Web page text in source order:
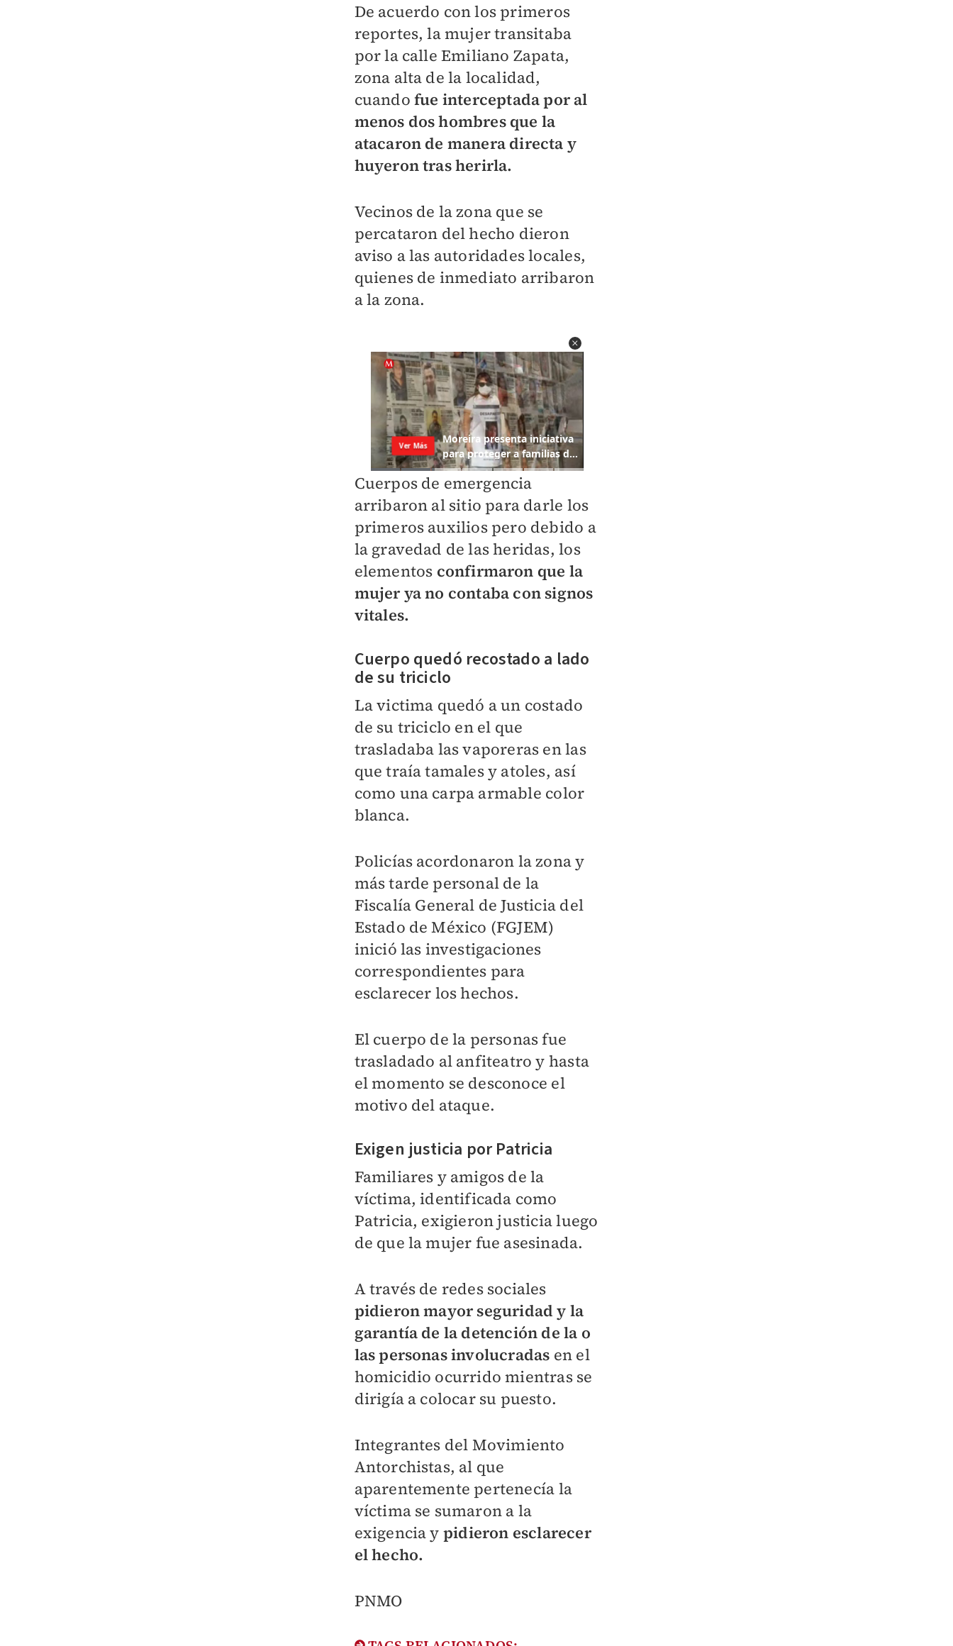
De acuerdo con los primeros
reportes, la mujer transitaba
por la calle Emiliano Zapata,
zona alta de la localidad,
cuando fue interceptada por al
menos dos hombres que la
atacaron de manera directa y
huyeron tras herirla.
Vecinos de la zona que se
percataron del hecho dieron
aviso a las autoridades locales,
quienes de inmediato arribaron
a la zona.
Cuerpos de emergencia
arribaron al sitio para darle los
primeros auxilios pero debido a
la gravedad de las heridas, los
elementos confirmaron que la
mujer ya no contaba con signos
vitales.
Cuerpo quedó recostado a lado
de su triciclo
La victima quedó a un costado
de su triciclo en el que
trasladaba las vaporeras en las
que traía tamales y atoles, así
como una carpa armable color
blanca.
Policías acordonaron la zona y
más tarde personal de la
Fiscalía General de Justicia del
Estado de México (FGJEM)
inició las investigaciones
correspondientes para
esclarecer los hechos.
El cuerpo de la personas fue
trasladado al anfiteatro y hasta
el momento se desconoce el
motivo del ataque.
Exigen justicia por Patricia
Familiares y amigos de la
víctima, identificada como
Patricia, exigieron justicia luego
de que la mujer fue asesinada.
A través de redes sociales
pidieron mayor seguridad y la
garantía de la detención de la o
las personas involucradas en el
homicidio ocurrido mientras se
dirigía a colocar su puesto.
Integrantes del Movimiento
Antorchistas, al que
aparentemente pertenecía la
víctima se sumaron a la
exigencia y pidieron esclarecer
el hecho.
PNMO